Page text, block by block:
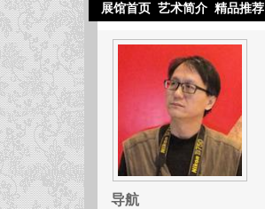
展馆首页 艺术简介 精品推荐
导航